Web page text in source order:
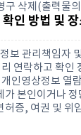
구 삭제(출력물
인 방법 및
보 관리책임자
연락하고 확인
인영상정보 열
가 본인이거나
허증, 여권 및 위